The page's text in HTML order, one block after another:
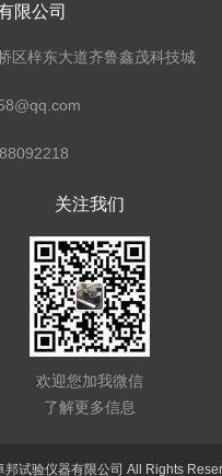
限公司
区梓东大道齐鲁鑫茂科技城
关注我们
欢迎您加我微信
了解更多信息
邦试验仪器有限公司 All Rights